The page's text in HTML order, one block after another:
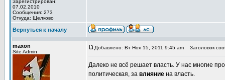
Зарегистрирован:
07.02.2010
Сообщения: 273
Откуда: Щелково
Вернуться к началу
maxon
Site Admin
Добавлено: Вт Ноя 15, 2011 9:45 am Заголовок
Далеко не всё решает власть. У нас многие
политическая, за влияние на власть.